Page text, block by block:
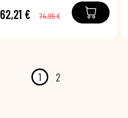
62,21 € 74,95 €
1 2